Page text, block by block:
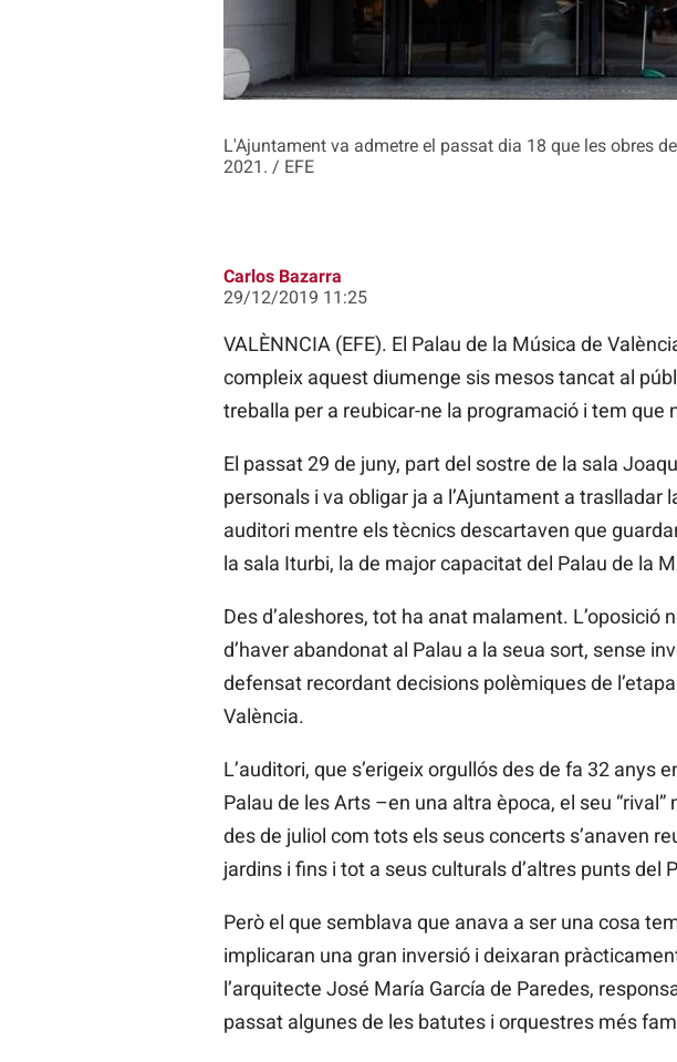
L'Ajuntament va admetre el passat dia 18 que les obres
2021. / EFE
Carlos Bazarra
29/12/2019 11:25
VALÈNNCIA (EFE). El Palau de la Música de
compleix aquest diumenge sis mesos tancat al
treballa per a reubicar-ne la programació i tem que
El passat 29 de juny, part del sostre de la sala
personals i va obligar ja a l’Ajuntament a
auditori mentre els tècnics descartaven que
la sala Iturbi, la de major capacitat del Palau de la
Des d’aleshores, tot ha anat malament. L’oposició
d’haver abandonat al Palau a la seua sort, sense
defensat recordant decisions polèmiques de
València.
L’auditori, que s’erigeix orgullós des de fa 32 anys
Palau de les Arts –en una altra època, el seu
des de juliol com tots els seus concerts s’anaven
jardins i fins i tot a seus culturals d’altres punts del
Però el que semblava que anava a ser una cosa
implicaran una gran inversió i deixaran
l’arquitecte José María García de Paredes,
passat algunes de les batutes i orquestres més